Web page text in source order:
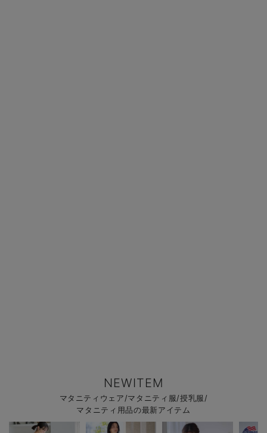
NEWITEM
マタニティウェア/マタニティ服/授乳服/
マタニティ用品の最新アイテム